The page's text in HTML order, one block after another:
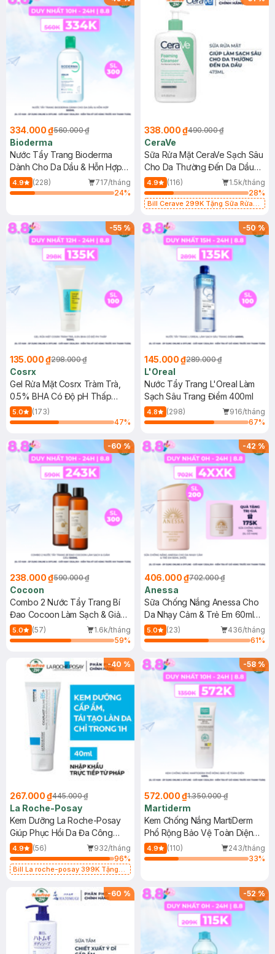
334.000 ₫560.000 ₫
Bioderma
Nước Tẩy Trang Bioderma
Dành Cho Da Dầu & Hỗn Hợp
500ml
4.9 (228)
717/tháng
24%
338.000 ₫490.000 ₫
CeraVe
Sữa Rửa Mặt CeraVe Sạch Sâu
Cho Da Thường Đến Da Dầu
473ml
4.9 (116)
1.5k/tháng
28%
Bill Cerave 299K Tặng Sữa Rửa
-55%
135.000 ₫298.000 ₫
Cosrx
Gel Rửa Mặt Cosrx Tràm Trà,
0.5% BHA Có Độ pH Thấp
150ml
5.0
(173)
47%
-50%
145.000 ₫289.000 ₫
L'Oreal
Nước Tẩy Trang L'Oreal Làm
Sạch Sâu Trang Điểm 400ml
4.8 (298)
916/tháng
67%
-60%
238.000 ₫590.000 ₫
Cocoon
Combo 2 Nước Tẩy Trang Bí
Đao Cocoon Làm Sạch & Giảm
Dầu 500ml
5.0 (57)
1.6k/tháng
59%
-42%
406.000 ₫702.000 ₫
Anessa
Sữa Chống Nắng Anessa Cho
Da Nhạy Cảm & Trẻ Em 60ml
(Mới)
5.0 (23)
436/tháng
61%
-40 %
267.000 ₫445.000 ₫
La Roche-Posay
Kem Dưỡng La Roche-Posay
Giúp Phục Hồi Da Đa Công
Dụng 40ml
4.9 (56)
932/tháng
96%
Bill La roche-posay 399K Tặng
(SL có hạn)
-58%
572.000 ₫1.350.000 ₫
Martiderm
Kem Chống Nắng MartiDerm
Phổ Rộng Bảo Vệ Toàn Diện
40ml
4.9 (110)
243/tháng
33%
-60 % -52%